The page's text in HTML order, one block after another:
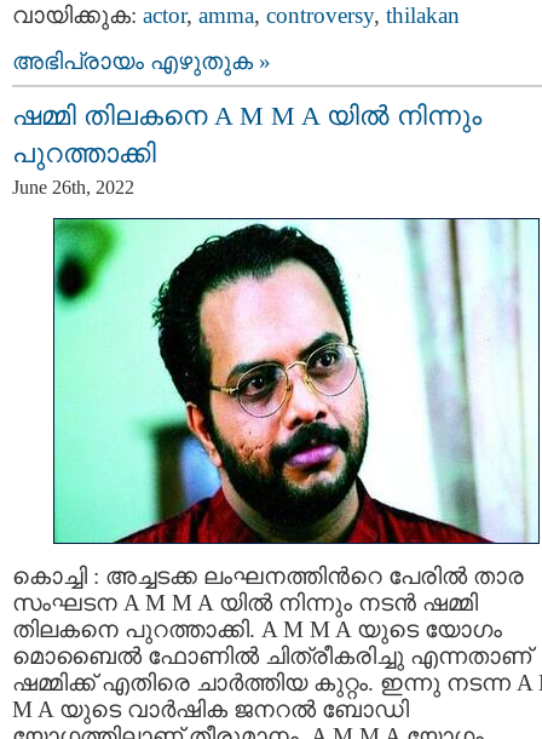
വായിക്കുക: actor, amma, controversy, thilakan
അഭിപ്രായം എഴുതുക »
ഷമ്മി തിലകനെ A M M A യില്‍ നിന്നും
പുറത്താക്കി
June 26th, 2022
കൊച്ചി : അച്ചടക്ക ലംഘനത്തിന്‍റെ പേരില്‍ താര
സംഘടന A M M A യില്‍ നിന്നും നടന്‍ ഷമ്മി
തിലകനെ പുറത്താക്കി. A M M A യുടെ യോഗം
മൊബൈല്‍ ഫോണില്‍ ചിത്രീകരിച്ചു എന്നതാണ്
ഷമ്മിക്ക് എതിരെ ചാര്‍ത്തിയ കുറ്റം. ഇന്നു നടന്ന A
M A യുടെ വാര്‍ഷിക ജനറല്‍ ബോഡി